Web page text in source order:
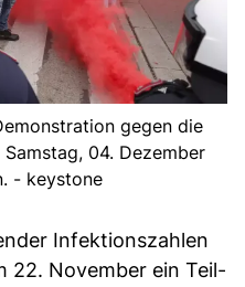
gegen die
04. Dezember
- keystone
Infektionszahlen
22. November ein Teil-